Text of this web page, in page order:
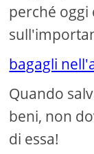
perché
bagagli
Quando
beni, non
di essa!